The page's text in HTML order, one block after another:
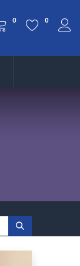
0 0